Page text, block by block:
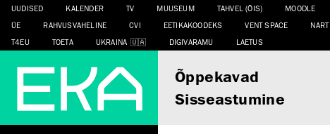
UUDISED KALENDER TV MUUSEUM TAHVEL (ÕIS) MOODLE
ÜE
RAHVUSVAHELINE CVI EETIKAKOODEKS VENT SPACE NART
T4EU
TOETA UKRAINA DIGIVARAMU LAETUS
Õppekavad
Sisseastumine